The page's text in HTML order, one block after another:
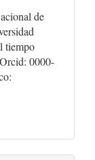
de
tiempo
0000-